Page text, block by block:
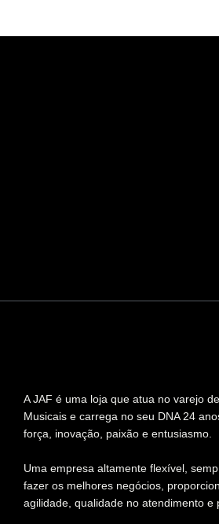
A JAF é uma loja que atua no varejo
Musicais e carrega no seu DNA 24
força, inovação, paixão e entusiasmo.
Uma empresa altamente flexível,
fazer os melhores negócios,
agilidade, qualidade no atendimento e